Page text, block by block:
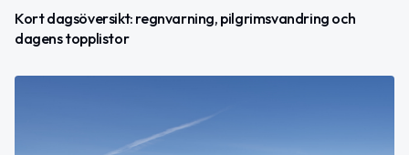
Kort dagsöversikt: regnvarning, pilgrimsvandring och
dagens topplistor